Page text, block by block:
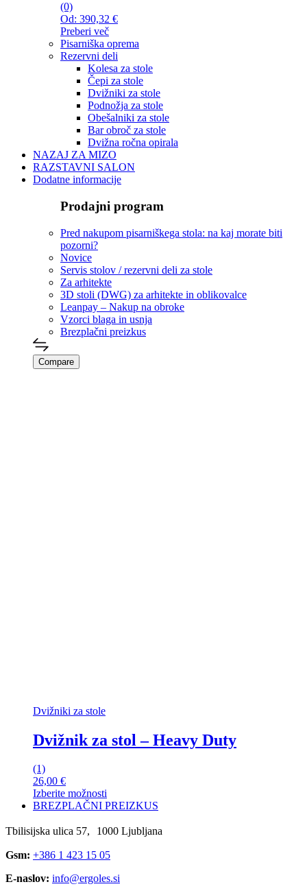
(0)
Od: 390,32 €
Preberi več
Pisarniška oprema
Rezervni deli
Kolesa za stole
Čepi za stole
Dvižniki za stole
Podnožja za stole
Obešalniki za stole
Bar obroč za stole
Dvižna ročna opirala
NAZAJ ZA MIZO
RAZSTAVNI SALON
Dodatne informacije
Prodajni program
Pred nakupom pisarniškega stola: na kaj morate biti
pozorni?
Novice
Servis stolov / rezervni deli za stole
Za arhitekte
3D stoli (DWG) za arhitekte in oblikovalce
Leanpay – Nakup na obroke
Vzorci blaga in usnja
Brezplačni preizkus
Compare
Dvižniki za stole
Dvižnik za stol – Heavy Duty
(1)
26,00 €
Izberite možnosti
Ta
ima
različic.
lahko
BREZPLAČNI PREIZKUS
Tbilisijska ulica 57, 1000 Ljubljana
Gsm: +386 1 423 15 05
E-naslov: info@ergoles.si